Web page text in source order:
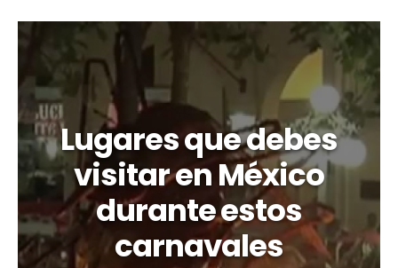
Lugares que debes
visitar en México
durante estos
carnavales